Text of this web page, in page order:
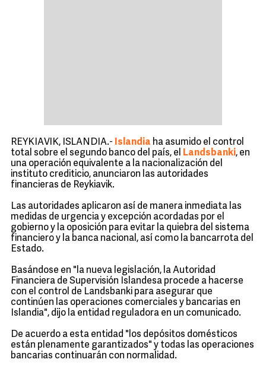
REYKIAVIK, ISLANDIA.- Islandia ha asumido el control
total sobre el segundo banco del país, el
Landsbanki, en
una operación equivalente a la nacionalización del
instituto crediticio, anunciaron las autoridades
financieras de Reykiavik.
Las autoridades aplicaron así de manera inmediata las
medidas de urgencia y excepción acordadas por el
gobierno y la oposición para evitar la quiebra del sistema
financiero y la banca nacional, así como la bancarrota del
Estado.
Basándose en "la nueva legislación, la Autoridad
Financiera de Supervisión Islandesa procede a hacerse
con el control de Landsbanki para asegurar que
continúen las operaciones comerciales y bancarias en
Islandia", dijo la entidad reguladora en un comunicado.
De acuerdo a esta entidad "los depósitos domésticos
están plenamente garantizados" y todas las operaciones
bancarias continuarán con normalidad.